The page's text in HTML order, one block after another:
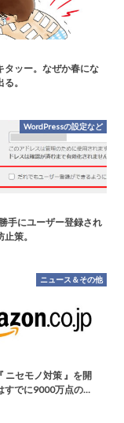
タッー。なぜか春にな
。
WordPressの設定など
手にユーザー登録され
策。
ニュース＆その他
ニセモノ対策 』を開
すでに9000万点の…